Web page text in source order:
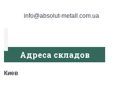
info@absolut-metall.com.ua
Адреса складов
Киев